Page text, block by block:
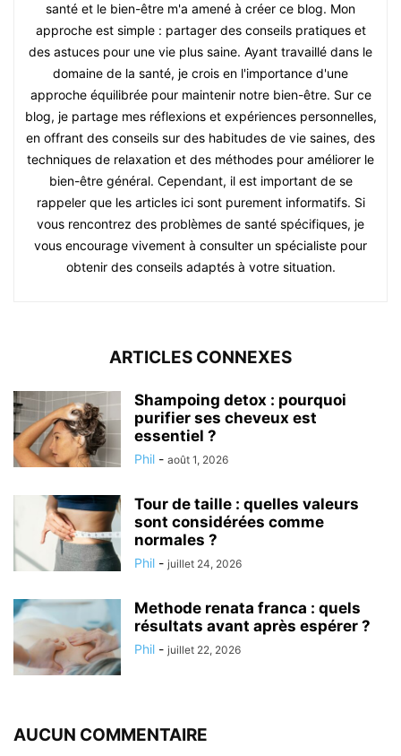
santé et le bien-être m'a amené à créer ce blog. Mon
approche est simple : partager des conseils pratiques et
des astuces pour une vie plus saine. Ayant travaillé dans le
domaine de la santé, je crois en l'importance d'une
approche équilibrée pour maintenir notre bien-être. Sur ce
blog, je partage mes réflexions et expériences personnelles,
en offrant des conseils sur des habitudes de vie saines, des
techniques de relaxation et des méthodes pour améliorer le
bien-être général. Cependant, il est important de se
rappeler que les articles ici sont purement informatifs. Si
vous rencontrez des problèmes de santé spécifiques, je
vous encourage vivement à consulter un spécialiste pour
obtenir des conseils adaptés à votre situation.
ARTICLES CONNEXES
Shampoing detox : pourquoi
purifier ses cheveux est
essentiel ?
Phil - août 1, 2026
Tour de taille : quelles valeurs
sont considérées comme
normales ?
Phil - juillet 24, 2026
Methode renata franca : quels
résultats avant après espérer ?
Phil - juillet 22, 2026
AUCUN COMMENTAIRE